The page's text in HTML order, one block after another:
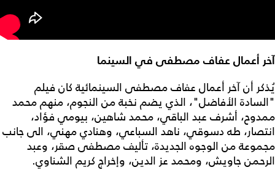
آخر أعمال عفاف مصطفى في السينما
يُذكر أن آخر أعمال عفاف مصطفى السينمائية كان فيلم
"السادة الأفاضل"، الذي يضم نخبة من النجوم، منهم محمد
ممدوح، أشرف عبد الباقي، محمد شاهين، بيومي فؤاد،
انتصار، طه دسوقي، ناهد السباعي، وهنادي مهني، الى جانب
مجموعة من الوجوه الجديدة، تأليف مصطفى صقر، وعبد
الرحمن جاويش، ومحمد عز الدين، وإخراج كريم الشناوي.